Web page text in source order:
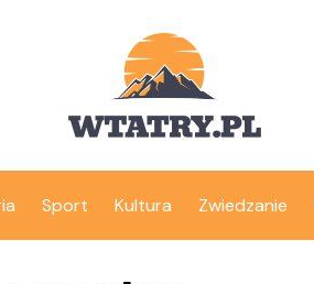
Sport Kultura Zwiedzanie